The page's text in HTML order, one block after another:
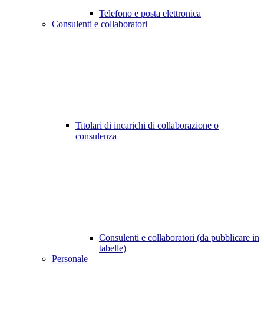
Telefono e posta elettronica
Consulenti e collaboratori
Titolari di incarichi di collaborazione o
consulenza
Consulenti e collaboratori (da pubblicare in
tabelle)
Personale